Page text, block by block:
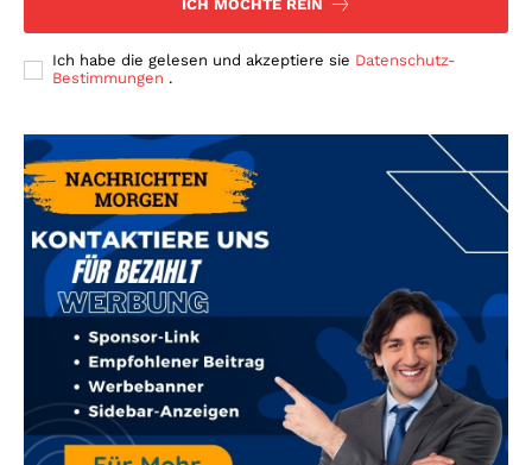
ICH MÖCHTE REIN
Ich habe die gelesen und akzeptiere sie Datenschutz-
Bestimmungen .